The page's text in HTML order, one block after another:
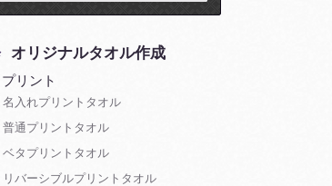
オリジナルタオル作成
プリント
名入れプリントタオル
普通プリントタオル
ベタプリントタオル
リバーシブルプリントタオル